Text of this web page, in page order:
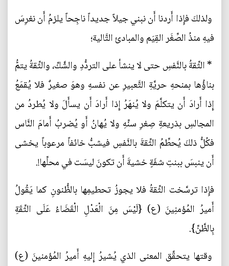
ولذلكَ فإِذا أَردنا أَن نبني جيلاً جديداً ناجِحاً يلزمُ أَن نغرِسَ
فيهِ منذُ الصِّغَر القِيَم والمبادئ التَّالية؛
* الثِّقةُ بالنَّفسِ حتى لا ينشأ على التردُّدِ والشَّكِّ، والثِّقةُ يتمُّ
بناؤُها بمنحهِ حريَّةِ التَّعبيرِ عن نفسهِ وهوَ صغيرٌ فلا يُقمَعُ
إِذا أَرادَ أَن يتكلَّمَ ولا يُنهَرُ إِذا أَرادَ أَن يسأَلَ ولا يُطردُ من
المجالسِ بذريعةِ صِغرِ سنِّهِ ولا يُهانُ أَو يُضربُ أَمامَ النَّاس
فكُلُّ ذلكَ يُحطِّمُ الثِّقةَ بالنَّفسِ فيشبُّ خائفاً مرعوباً يخشى
أَن ينبسَ ببنتِ شفَةٍ خشيةَ أَن تكونَ ليسَت في محلِّها!.
فإِذا ترسَّخت الثِّقةُ فلا يجوزُ تحطيمِها بالظُّنونِ كما يَقُولُ
أَميرُ المُؤمنِينَ (ع) {لَيْسَ مِنَ الْعَدْلِ الْقَضَاءُ عَلَى الثِّقَةِ
بِالظَّنِّ}.
وقتها يتحقَّق المعنى الذي يُشيرُ إِليهِ أَميرُ المُؤمنينَ (ع)